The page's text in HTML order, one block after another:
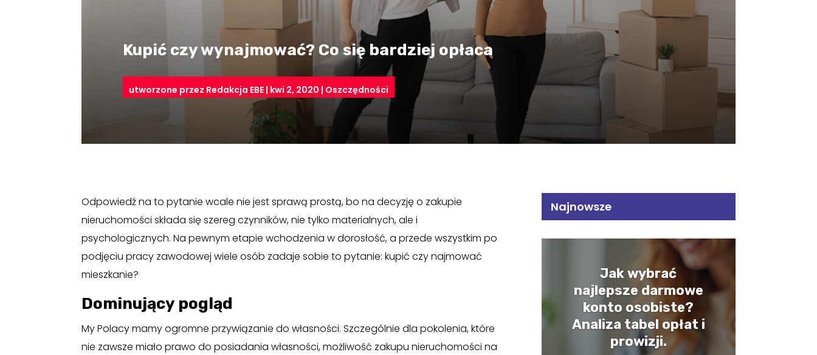
Kupić czy wynajmować? Co się bardziej opłaca
utworzone przez Redakcja EBE| kwi 2, 2020 | Oszczędności
Odpowiedź na to pytanie wcale nie jest sprawą prostą, bo na decyzję o zakupie
nieruchomości składa się szereg czynników, nie tylko materialnych, ale i
psychologicznych. Na pewnym etapie wchodzenia w dorosłość, a przede wszystkim po
podjęciu pracy zawodowej wiele osób zadaje sobie to pytanie: kupić czy najmować
mieszkanie?
Dominujący pogląd
My Polacy mamy ogromne przywiązanie do własności. Szczególnie dla pokolenia, które
nie zawsze miało prawo do posiadania własności, możliwość zakupu nieruchomości na
Najnowsze
Jak wybrać
najlepsze darmowe
konto osobiste?
Analiza tabel opłat i
prowizji.